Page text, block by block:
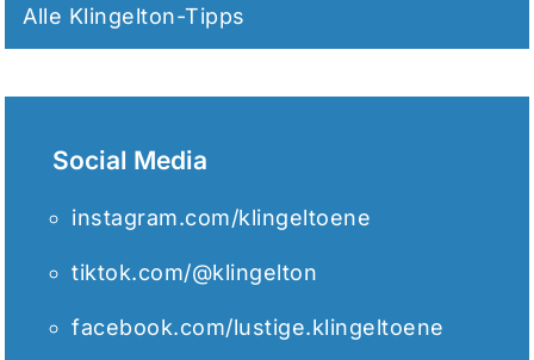
Alle Klingelton-Tipps
Social Media
instagram.com/klingeltoene
tiktok.com/@klingelton
facebook.com/lustige.klingeltoene